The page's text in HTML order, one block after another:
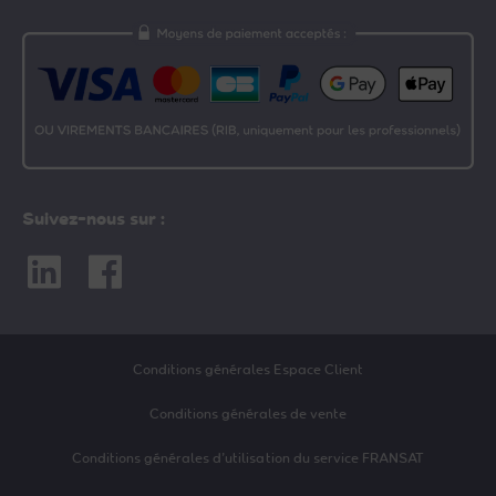
Suivez-nous sur :
Linkedin Facebook
Conditions générales Espace Client
Conditions générales de vente
Conditions générales d’utilisation du service FRANSAT